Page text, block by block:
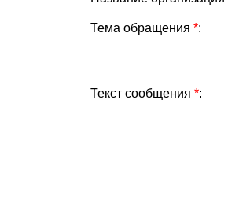
Тема обращения *:
Текст сообщения *: